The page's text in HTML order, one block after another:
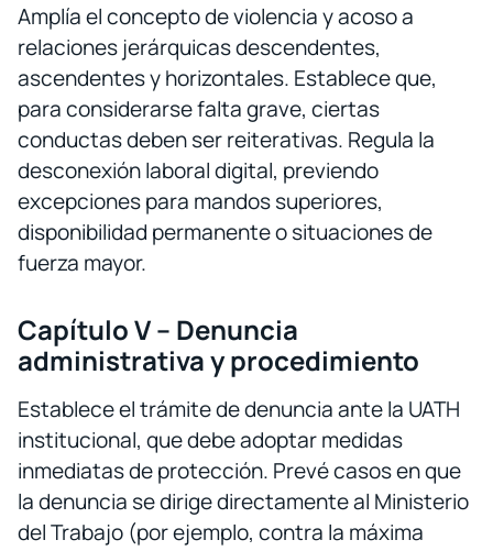
Amplía el concepto de violencia y acoso a
relaciones jerárquicas descendentes,
ascendentes y horizontales. Establece que,
para considerarse falta grave, ciertas
conductas deben ser reiterativas. Regula la
desconexión laboral digital, previendo
excepciones para mandos superiores,
disponibilidad permanente o situaciones de
fuerza mayor.
Capítulo V – Denuncia
administrativa y procedimiento
Establece el trámite de denuncia ante la UATH
institucional, que debe adoptar medidas
inmediatas de protección. Prevé casos en que
la denuncia se dirige directamente al Ministerio
del Trabajo (por ejemplo, contra la máxima